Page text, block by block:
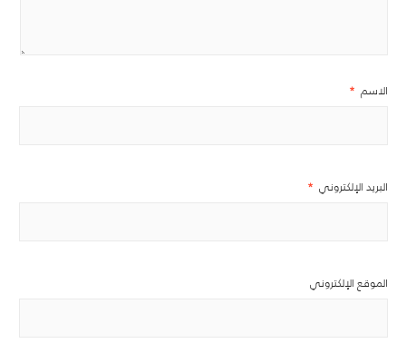
الاسم *
البريد الإلكتروني *
الموقع الإلكتروني